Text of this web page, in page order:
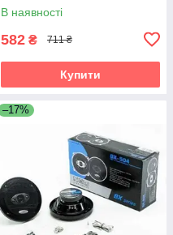
В наявності
582 ₴ 711 ₴
Купити
–17%